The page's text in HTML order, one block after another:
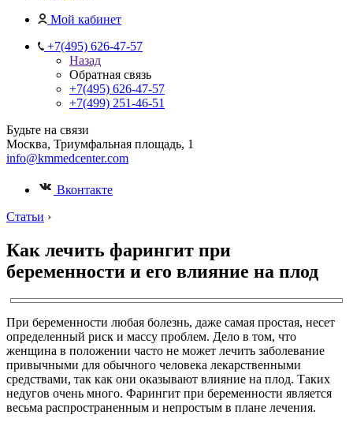
Мой кабинет
+7(495) 626-47-57
Назад
Обратная связь
+7(495) 626-47-57
+7(499) 251-46-51
Будьте на связи
Москва, Триумфальная площадь, 1
info@kmmedcenter.com
Вконтакте
Статьи ›
Как лечить фарингит при
беременности и его влияние на плод
При беременности любая болезнь, даже самая простая, несет
определенный риск и массу проблем. Дело в том, что
женщина в положении часто не может лечить заболевание
привычными для обычного человека лекарственными
средствами, так как они оказывают влияние на плод. Таких
недугов очень много. Фарингит при беременности является
весьма распространенным и непростым в плане лечения.